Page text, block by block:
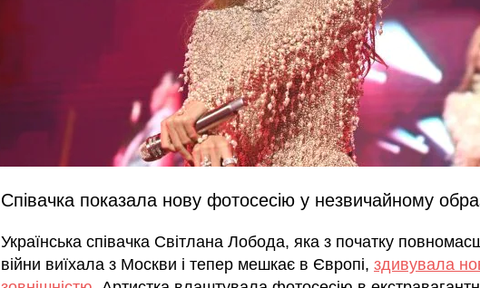
Співачка показала нову фотосесію у незвичайному
Українська співачка Світлана Лобода, яка з початку
війни виїхала з Москви і тепер мешкає в Європі, здивувала